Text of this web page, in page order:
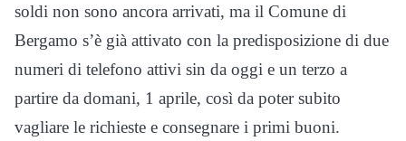
soldi non sono ancora arrivati, ma il Comune di
Bergamo s’è già attivato con la predisposizione di due
numeri di telefono attivi sin da oggi e un terzo a
partire da domani, 1 aprile, così da poter subito
vagliare le richieste e consegnare i primi buoni.